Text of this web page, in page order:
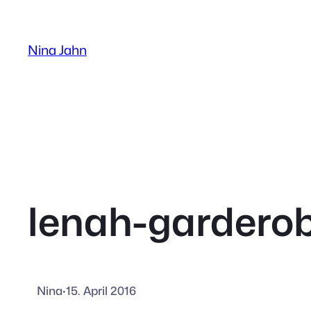
springen
Nina Jahn
lenah-
Nina·15. April 2016